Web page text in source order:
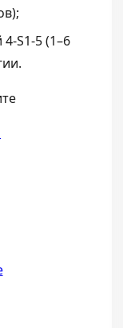
S1-5 (1–6